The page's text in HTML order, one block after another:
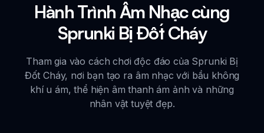
Hành Trình Âm Nhạc cùng
Sprunki Bị Đốt Cháy
Tham gia vào cách chơi độc đáo của Sprunki Bị
Đốt Cháy, nơi bạn tạo ra âm nhạc với bầu không
khí u ám, thể hiện âm thanh ám ảnh và những
nhân vật tuyệt đẹp.